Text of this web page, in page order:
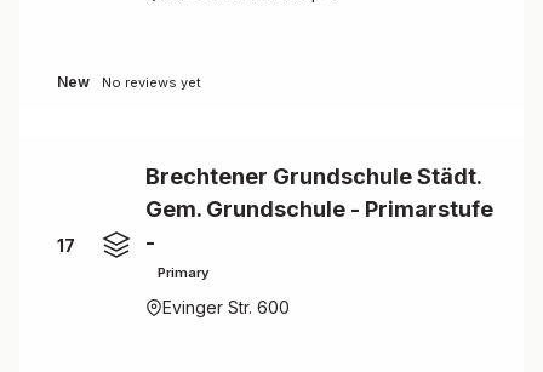
New No reviews yet
17
Brechtener Grundschule Städt.
Gem. Grundschule - Primarstufe
-
Primary
Evinger Str. 600